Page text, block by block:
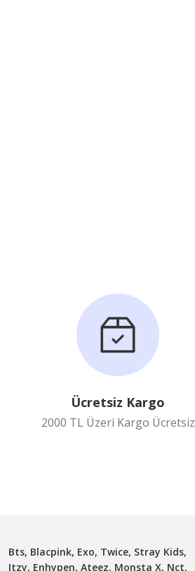
Ücretsiz Kargo
2000 TL Üzeri Kargo Ücretsiz
Bts, Blacpink, Exo, Twice, Stray Kids,
Itzy, Enhypen, Ateez, Monsta X, Nct,